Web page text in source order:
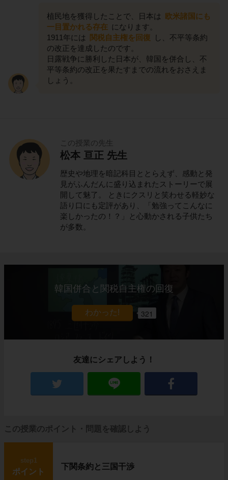
植民地を獲得したことで、日本は
欧米諸国にも
一目置かれる存在 になります。
1911年には
関税自主権を回復
し、不平等条約
の改正を達成したのです。
日露戦争に勝利した日本が、韓国を併合し、不
平等条約の改正を果たすまでの流れをおさえま
しょう。
この授業の先生
松本 亘正 先生
歴史や地理を暗記科目ととらえず、感動と発
見がふんだんに盛り込まれたストーリーで展
開して魅了。 ときにクスリと笑わせる軽妙な
語り口にも定評があり、「勉強ってこんなに
楽しかったの！？」と心動かされる子供たち
が多数。
韓国併合と関税自主権の回復
321
友達にシェアしよう！
この授業のポイント・問題を確認しよう
step1
ポイント
下関条約と三国干渉